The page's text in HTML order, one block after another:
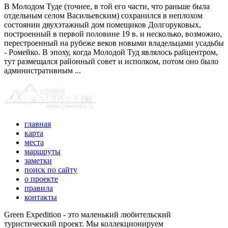
В Молодом Туде (точнее, в той его части, что раньше была
отдельным селом Васильевским) сохранился в неплохом
состоянии двухэтажный дом помещиков Долгоруковых,
построенный в первой половине 19 в. и несколько, возможно,
перестроенный на рубеже веков новыми владельцами усадьбы
- Ромейко. В эпоху, когда Молодой Туд являлось райцентром,
тут размещался районный совет и исполком, потом оно было
административным ...
главная
карта
места
маршруты
заметки
поиск по сайту
о проекте
правила
контакты
Green Expedition - это маленький любительский
туристический проект. Мы коллекционируем